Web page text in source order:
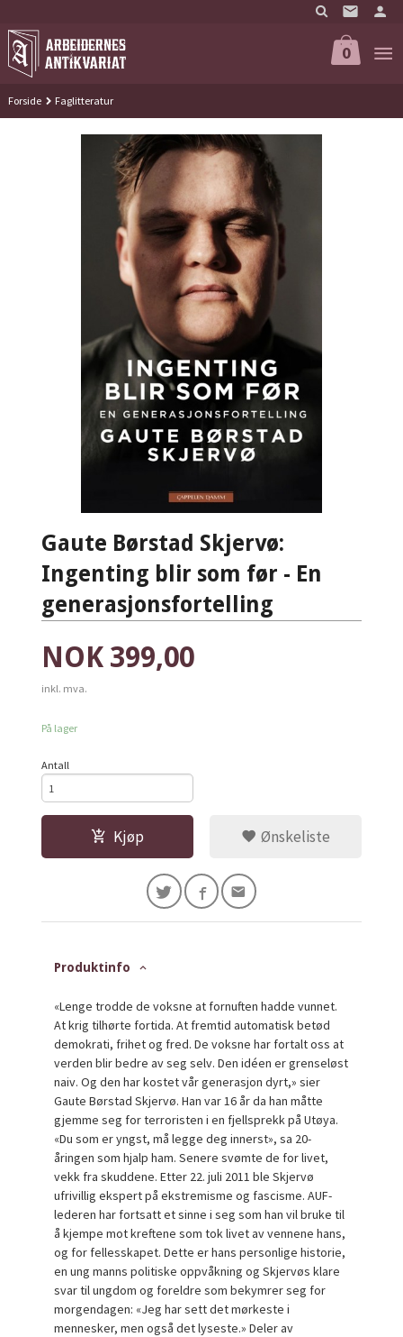
til
innholdet
0
Forside Faglitteratur
Gaute Børstad Skjervø:
Ingenting blir som før - En
generasjonsfortelling
Pris
NOK 399,00
inkl. mva.
På lager
Antall
Kjøp Ønskeliste
Produktinfo
«Lenge trodde de voksne at fornuften hadde vunnet.
At krig tilhørte fortida. At fremtid automatisk betød
demokrati, frihet og fred. De voksne har fortalt oss at
verden blir bedre av seg selv. Den idéen er grenseløst
naiv. Og den har kostet vår generasjon dyrt,» sier
Gaute Børstad Skjervø. Han var 16 år da han måtte
gjemme seg for terroristen i en fjellsprekk på Utøya.
«Du som er yngst, må legge deg innerst», sa 20-
åringen som hjalp ham. Senere svømte de for livet,
vekk fra skuddene. Etter 22. juli 2011 ble Skjervø
ufrivillig ekspert på ekstremisme og fascisme. AUF-
lederen har fortsatt et sinne i seg som han vil bruke til
å kjempe mot kreftene som tok livet av vennene hans,
og for fellesskapet. Dette er hans personlige historie,
en ung manns politiske oppvåkning og Skjervøs klare
svar til ungdom og foreldre som bekymrer seg for
morgendagen: «Jeg har sett det mørkeste i
mennesker, men også det lyseste.» Deler av